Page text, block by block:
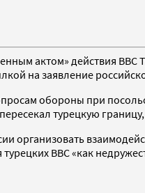
актом» действия
на заявление
обороны при
турецкую
организовать
ВВС «как